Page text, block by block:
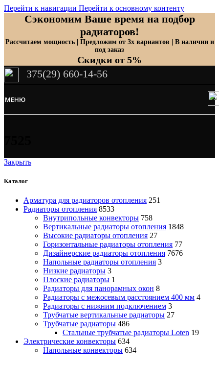
Перейти к навигации Перейти к основному контенту
Сэкономим Ваше время на подбор
радиаторов!
Рассчитаем мощность | Предложим от 3х вариантов | В наличии и
под заказ
Скидки от 5%
375(29) 660-14-56
МЕНЮ
Закрыть
Каталог
Арматура для радиаторов отопления 251
Радиаторы отопления 8533
Внутрипольные конвекторы 758
Вертикальные радиаторы отопления 1848
Высокие радиаторы отопления 27
Горизонтальные радиаторы отопления 77
Дизайнерские радиаторы отопления 7676
Напольные радиаторы отопления 3
Низкие радиаторы 3
Плоские радиаторы 1
Радиаторы для панорамных окон 8
Радиаторы с межосевым расстоянием 400 мм 4
Радиаторы с нижним подключением 3
Трубчатые вертикальные радиаторы 27
Трубчатые радиаторы 486
Cтальные трубчатые радиаторы Loten 19
Электрические конвекторы 634
Напольные конвекторы 634